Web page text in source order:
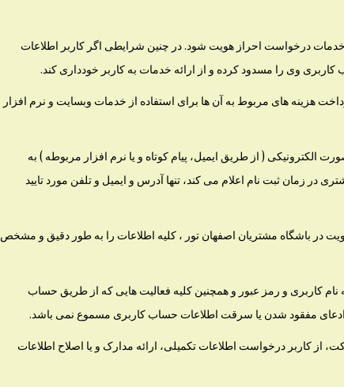
درخواست احراز هویت شود. در چنین شرایطی اگر کاربر اطلاعات
وی را مسدود کرده و از ارائه خدمات به کاربر خودداری کند.
هزینه های مربوط به آن ها برای استفاده از خدمات وبسایت و نرم افزار
( از طریق ایمیل، پیام کوتاه و یا نرم افزار مربوطه ) به
در زمان ثبت نام اعلام می کند، تنها آدرس و ایمیل و تلفن مورد تایید
باشگاه مشتریان اصفهان تور ، کلیه اطلاعات را به طور دقیق و مشخص
کاربری و رمز عبور و همچنین کلیه فعالیت هایی که از طریق حساب
ادعای مفقود شدن یا سرقت اطلاعات حساب کاربری مسموع نمی باشد.
کاربر درخواست اطلاعات تکمیلی، ارائه مدارک و یا اصلاح اطلاعات